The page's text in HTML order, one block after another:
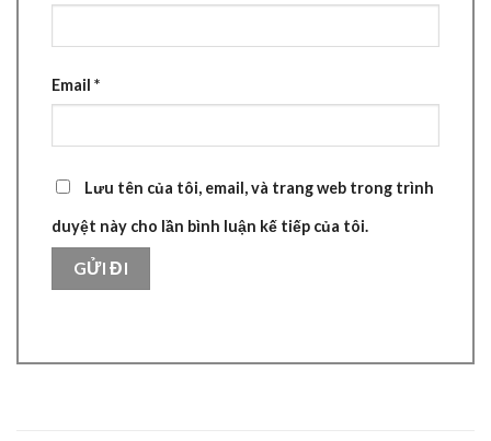
Email *
Lưu tên của tôi, email, và trang web trong trình
duyệt này cho lần bình luận kế tiếp của tôi.